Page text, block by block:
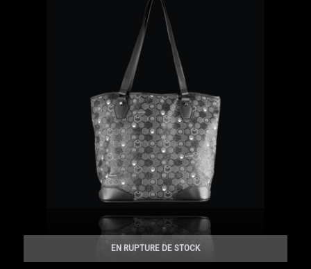
EN RUPTURE DE STOCK